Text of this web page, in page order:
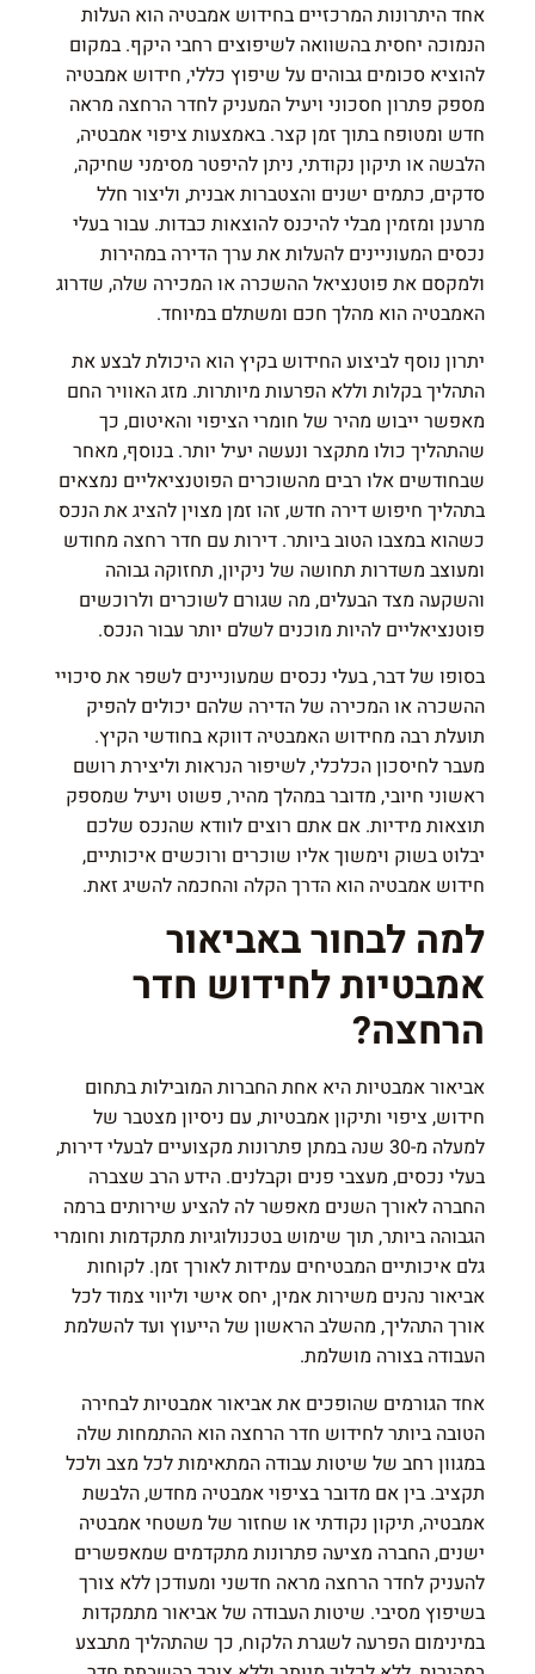
אחד היתרונות המרכזיים בחידוש אמבטיה הוא העלות
הנמוכה יחסית בהשוואה לשיפוצים רחבי היקף. במקום
להוציא סכומים גבוהים על שיפוץ כללי, חידוש אמבטיה
מספק פתרון חסכוני ויעיל המעניק לחדר הרחצה מראה
חדש ומטופח בתוך זמן קצר. באמצעות ציפוי אמבטיה,
הלבשה או תיקון נקודתי, ניתן להיפטר מסימני שחיקה,
סדקים, כתמים ישנים והצטברות אבנית, וליצור חלל
מרענן ומזמין מבלי להיכנס להוצאות כבדות. עבור בעלי
נכסים המעוניינים להעלות את ערך הדירה במהירות
ולמקסם את פוטנציאל ההשכרה או המכירה שלה, שדרוג
האמבטיה הוא מהלך חכם ומשתלם במיוחד.
יתרון נוסף לביצוע החידוש בקיץ הוא היכולת לבצע את
התהליך בקלות וללא הפרעות מיותרות. מזג האוויר החם
מאפשר ייבוש מהיר של חומרי הציפוי והאיטום, כך
שהתהליך כולו מתקצר ונעשה יעיל יותר. בנוסף, מאחר
שבחודשים אלו רבים מהשוכרים הפוטנציאליים נמצאים
בתהליך חיפוש דירה חדש, זהו זמן מצוין להציג את הנכס
כשהוא במצבו הטוב ביותר. דירות עם חדר רחצה מחודש
ומעוצב משדרות תחושה של ניקיון, תחזוקה גבוהה
והשקעה מצד הבעלים, מה שגורם לשוכרים ולרוכשים
פוטנציאליים להיות מוכנים לשלם יותר עבור הנכס.
בסופו של דבר, בעלי נכסים שמעוניינים לשפר את סיכויי
ההשכרה או המכירה של הדירה שלהם יכולים להפיק
תועלת רבה מחידוש האמבטיה דווקא בחודשי הקיץ.
מעבר לחיסכון הכלכלי, לשיפור הנראות וליצירת רושם
ראשוני חיובי, מדובר במהלך מהיר, פשוט ויעיל שמספק
תוצאות מידיות. אם אתם רוצים לוודא שהנכס שלכם
יבלוט בשוק וימשוך אליו שוכרים ורוכשים איכותיים,
חידוש אמבטיה הוא הדרך הקלה והחכמה להשיג זאת.
למה לבחור באביאור
אמבטיות לחידוש חדר
הרחצה?
אביאור אמבטיות היא אחת החברות המובילות בתחום
חידוש, ציפוי ותיקון אמבטיות, עם ניסיון מצטבר של
למעלה מ-30 שנה במתן פתרונות מקצועיים לבעלי דירות,
בעלי נכסים, מעצבי פנים וקבלנים. הידע הרב שצברה
החברה לאורך השנים מאפשר לה להציע שירותים ברמה
הגבוהה ביותר, תוך שימוש בטכנולוגיות מתקדמות וחומרי
גלם איכותיים המבטיחים עמידות לאורך זמן. לקוחות
אביאור נהנים משירות אמין, יחס אישי וליווי צמוד לכל
אורך התהליך, מהשלב הראשון של הייעוץ ועד להשלמת
העבודה בצורה מושלמת.
אחד הגורמים שהופכים את אביאור אמבטיות לבחירה
הטובה ביותר לחידוש חדר הרחצה הוא ההתמחות שלה
במגוון רחב של שיטות עבודה המתאימות לכל מצב ולכל
תקציב. בין אם מדובר בציפוי אמבטיה מחדש, הלבשת
אמבטיה, תיקון נקודתי או שחזור של משטחי אמבטיה
ישנים, החברה מציעה פתרונות מתקדמים שמאפשרים
להעניק לחדר הרחצה מראה חדשני ומעודכן ללא צורך
בשיפוץ מסיבי. שיטות העבודה של אביאור מתמקדות
במינימום הפרעה לשגרת הלקוח, כך שהתהליך מתבצע